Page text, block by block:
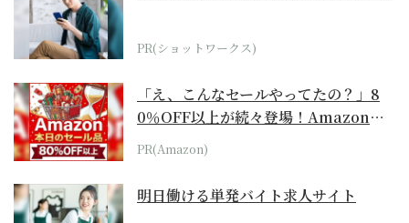
PR(ショットワークス)
「え、こんなセールやってたの？」8
0％OFF以上が続々登場！Amazonの
本気が...
PR(Amazon)
明日働ける単発バイト求人サイト